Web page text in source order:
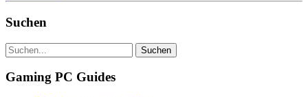
Suchen
Suchen
Gaming PC Guides